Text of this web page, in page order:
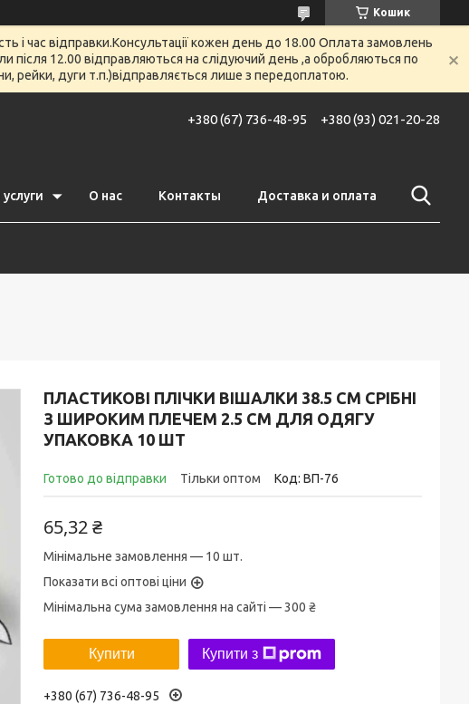
Кошик
і час відправки.Консультації кожен день до 18.00 Оплата замовлень
після 12.00 відправляються на слідуючий день ,а обробляються по
рейки, дуги т.п.)відправляється лише з передоплатою.
+380 (67) 736-48-95 +380 (93) 021-20-28
О нас Контакты Доставка и оплата
ПЛАСТИКОВІ ПЛІЧКИ ВІШАЛКИ 38.5 СМ СРІБНІ
З ШИРОКИМ ПЛЕЧЕМ 2.5 СМ ДЛЯ ОДЯГУ
УПАКОВКА 10 ШТ
Готово до відправки Тільки оптом Код: ВП-76
65,32 ₴
Мінімальне замовлення — 10 шт.
Показати всі оптові ціни
Мінімальна сума замовлення на сайті — 300 ₴
Купити Купити з
+380 (67) 736-48-95